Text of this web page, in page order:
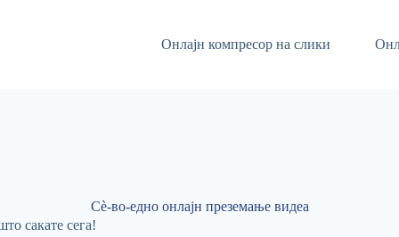
Онлајн компресор на слики
Сè-во-едно онлајн преземање видеа
сакате сега!